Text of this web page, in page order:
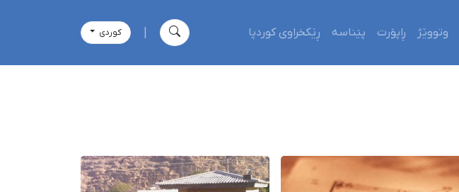
وتووێژ ڕاپۆرت پێناسە ڕێکخراوی کوردپا كوردی